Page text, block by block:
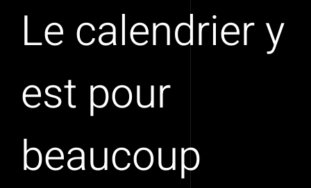
Le calendrier y
est pour
beaucoup